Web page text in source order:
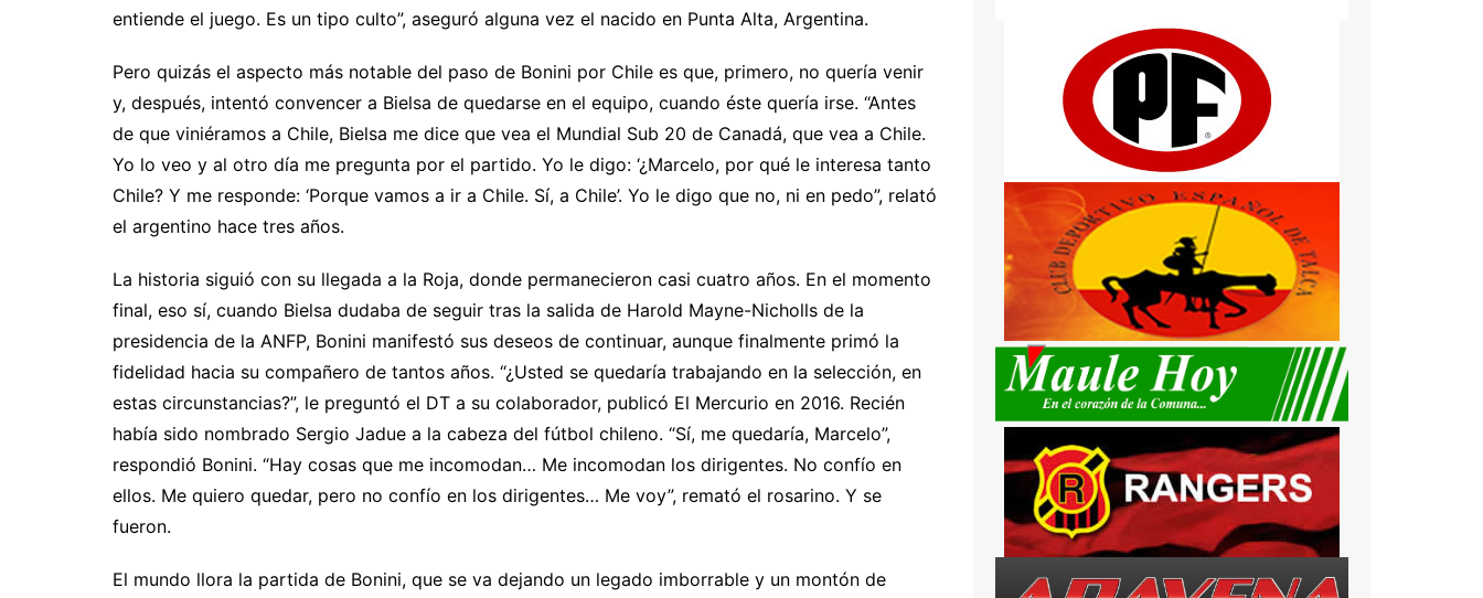
entiende el juego. Es un tipo culto”, aseguró alguna vez el nacido en Punta Alta, Argentina.
Pero quizás el aspecto más notable del paso de Bonini por Chile es que, primero, no quería venir
y, después, intentó convencer a Bielsa de quedarse en el equipo, cuando éste quería irse. “Antes
de que viniéramos a Chile, Bielsa me dice que vea el Mundial Sub 20 de Canadá, que vea a Chile.
Yo lo veo y al otro día me pregunta por el partido. Yo le digo: ‘¿Marcelo, por qué le interesa tanto
Chile? Y me responde: ‘Porque vamos a ir a Chile. Sí, a Chile’. Yo le digo que no, ni en pedo”, relató
el argentino hace tres años.
La historia siguió con su llegada a la Roja, donde permanecieron casi cuatro años. En el momento
final, eso sí, cuando Bielsa dudaba de seguir tras la salida de Harold Mayne-Nicholls de la
presidencia de la ANFP, Bonini manifestó sus deseos de continuar, aunque finalmente primó la
fidelidad hacia su compañero de tantos años. “¿Usted se quedaría trabajando en la selección, en
estas circunstancias?”, le preguntó el DT a su colaborador, publicó El Mercurio en 2016. Recién
había sido nombrado Sergio Jadue a la cabeza del fútbol chileno. “Sí, me quedaría, Marcelo”,
respondió Bonini. “Hay cosas que me incomodan… Me incomodan los dirigentes. No confío en
ellos. Me quiero quedar, pero no confío en los dirigentes… Me voy”, remató el rosarino. Y se
fueron.
El mundo llora la partida de Bonini, que se va dejando un legado imborrable y un montón de